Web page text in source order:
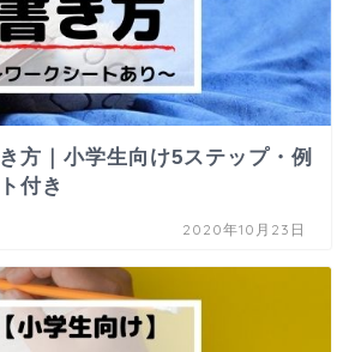
方｜小学生向け5ステップ・例
付き
2020年10月23日